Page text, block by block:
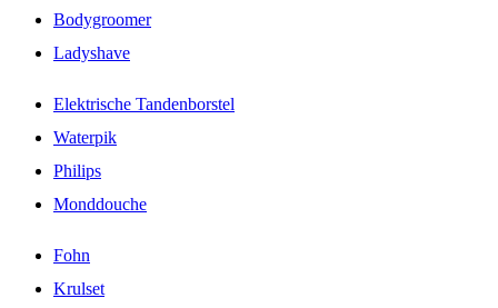
Bodygroomer
Ladyshave
Elektrische Tandenborstel
Waterpik
Philips
Monddouche
Fohn
Krulset